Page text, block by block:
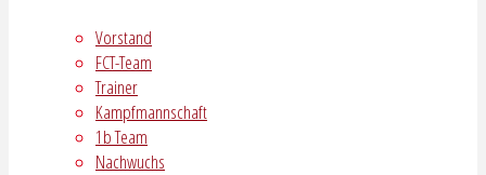
Vorstand
FCT-Team
Trainer
Kampfmannschaft
1b Team
Nachwuchs